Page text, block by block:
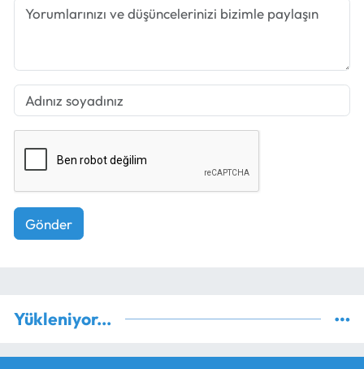
Gönder
Yükleniyor...